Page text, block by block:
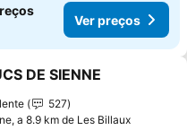
Ver preços
aos favoritos
DE SIENNE
527
a 8.9 km de Les Billaux